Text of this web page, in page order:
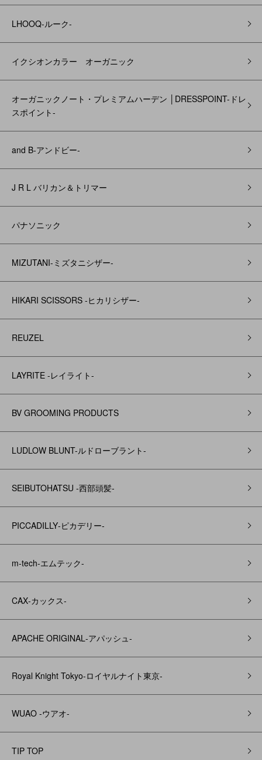
LHOOQ-ルーク-
イクシオンカラー オーガニック
オーガニックノート・プレミアムハーデン │DRESSPOINT-ドレ
スポイント-
and B‐アンドビー‐
J R L バリカン＆トリマー
パナソニック
MIZUTANI-ミズタニシザー-
HIKARI SCISSORS -ヒカリシザー-
REUZEL
LAYRITE -レイライト-
BV GROOMING PRODUCTS
LUDLOW BLUNT-ルドローブラント-
SEIBUTOHATSU -西部頭髪‐
PICCADILLY‐ピカデリー‐
m-tech-エムテック-
CAX‐カックス‐
APACHE ORIGINAL‐アパッシュ‐
Royal Knight Tokyo-ロイヤルナイト東京-
WUAO -ウアオ-
TIP TOP